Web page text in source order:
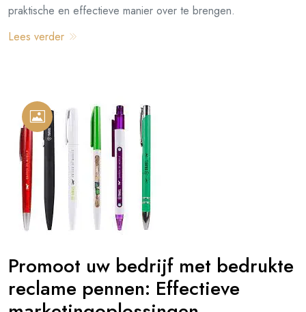
praktische en effectieve manier over te brengen.
Lees verder
Promoot uw bedrijf met bedrukte
reclame pennen: Effectieve